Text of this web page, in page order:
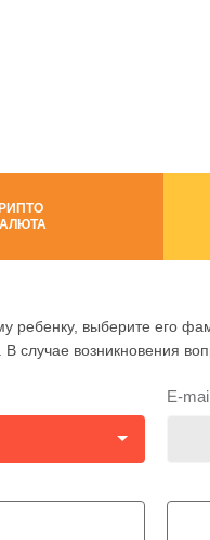
ребенку, выберите его
случае возникновения
E-